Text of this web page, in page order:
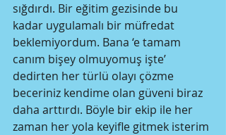
sığdırdı. Bir eğitim gezisinde bu
kadar uygulamalı bir müfredat
beklemiyordum. Bana ‘e tamam
canım bişey olmuyomuş işte’
dedirten her türlü olayı çözme
beceriniz kendime olan güveni biraz
daha arttırdı. Böyle bir ekip ile her
zaman her yola keyifle gitmek isterim